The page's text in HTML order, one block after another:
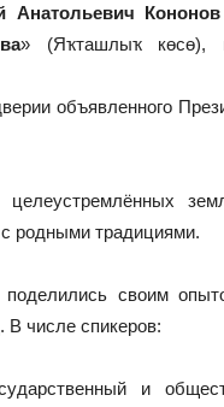
Анатольевич Кононов
» (Яҡташлыҡ көсө),
объявленного
целеустремлённых
родными традициями.
поделились своим
В числе спикеров:
и